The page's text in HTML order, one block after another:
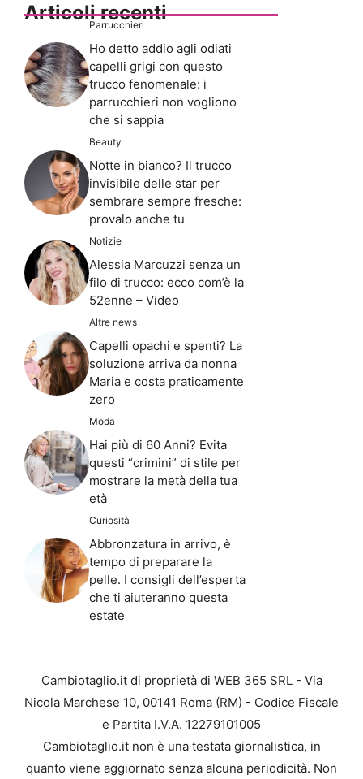
Articoli recenti
Parrucchieri
Ho detto addio agli odiati
capelli grigi con questo
trucco fenomenale: i
parrucchieri non vogliono
che si sappia
Beauty
Notte in bianco? Il trucco
invisibile delle star per
sembrare sempre fresche:
provalo anche tu
Notizie
Alessia Marcuzzi senza un
filo di trucco: ecco com’è la
52enne – Video
Altre news
Capelli opachi e spenti? La
soluzione arriva da nonna
Maria e costa praticamente
zero
Moda
Hai più di 60 Anni? Evita
questi “crimini” di stile per
mostrare la metà della tua
età
Curiosità
Abbronzatura in arrivo, è
tempo di preparare la
pelle. I consigli dell’esperta
che ti aiuteranno questa
estate
Cambiotaglio.it di proprietà di WEB 365 SRL - Via
Nicola Marchese 10, 00141 Roma (RM) - Codice Fiscale
e Partita I.V.A. 12279101005
Cambiotaglio.it non è una testata giornalistica, in
quanto viene aggiornato senza alcuna periodicità. Non